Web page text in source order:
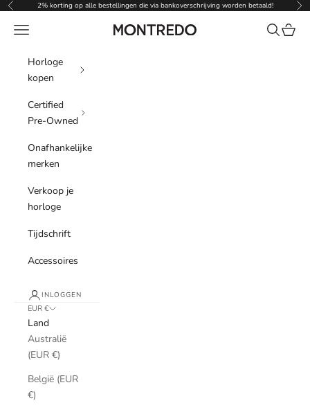
Naar inhoud
Vorige 2% korting op alle bestellingen die via bankoverschrijving worden betaald!
Montredo
Menu Zoeken
Horloge
kopen
Certified
Pre-Owned
Onafhankelijke
merken
Verkoop je
horloge
Tijdschrift
Accessoires
INLOGGEN
EUR €
Land
Australië
(EUR €)
België (EUR
€)